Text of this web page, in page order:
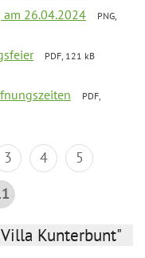
26.04.2024
PNG,
PDF, 121 kB
PDF,
3 4
5
Kunterbunt"